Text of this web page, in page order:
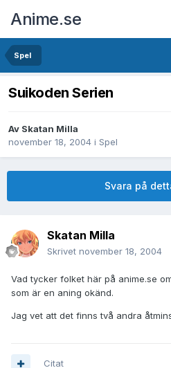
Anime.se
Spel
Suikoden Serien
Av Skatan Milla
november 18, 2004 i Spel
Svara på
Skatan Milla
Skrivet november 18, 2004
Vad tycker folket här på anime.se
som är en aning okänd.
Jag vet att det finns två andra
Citat